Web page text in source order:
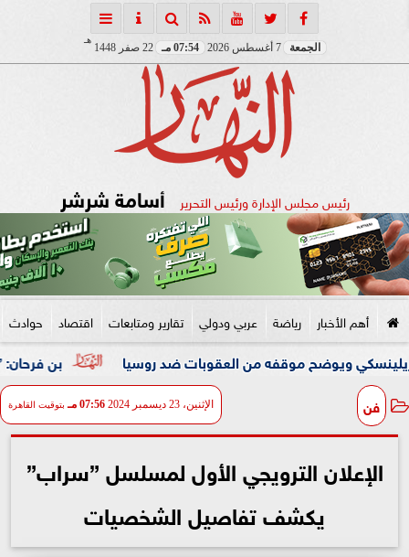
الجمعة 7 أغسطس 2026 07:54 مـ 22 صفر 1448
هـ
رئيس مجلس الإدارة ورئيس التحرير أسامة شرشر
أهم الأخبار رياضة عربي ودولي تقارير ومتابعات اقتصاد حوادث
بن فرحان: ”اتفاقية موقفه من العقوبات ضد روسيا
فن الإثنين، 23 ديسمبر 2024 07:56 مـ بتوقيت القاهرة
الإعلان الترويجي الأول لمسلسل ”سراب”
يكشف تفاصيل الشخصيات